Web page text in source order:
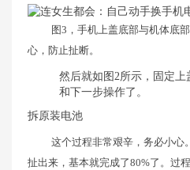
图3，手机上盖底部与机体底
心，防止扯断。
然后就如图2所示，固定
和下一步操作了。
拆原装电池
这个过程非常艰辛，务必小心
扯出来，基本就完成了80%了。过